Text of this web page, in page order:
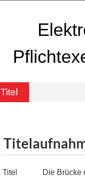
Titel
Titel
Die Brücke